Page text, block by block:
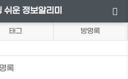
쉬운 정보알리미
태그 방명록
록